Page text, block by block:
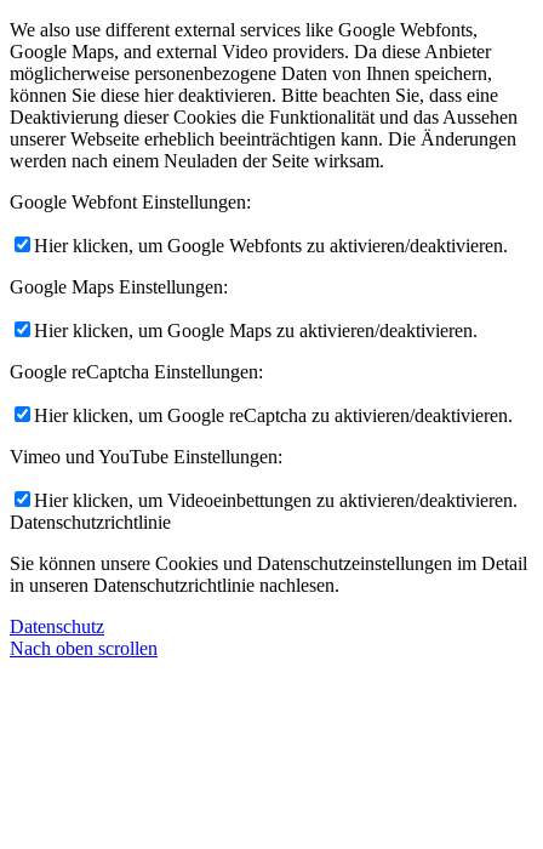
We also use different external services like Google Webfonts,
Google Maps, and external Video providers. Da diese Anbieter
möglicherweise personenbezogene Daten von Ihnen speichern,
können Sie diese hier deaktivieren. Bitte beachten Sie, dass eine
Deaktivierung dieser Cookies die Funktionalität und das Aussehen
unserer Webseite erheblich beeinträchtigen kann. Die Änderungen
werden nach einem Neuladen der Seite wirksam.
Google Webfont Einstellungen:
Hier klicken, um Google Webfonts zu aktivieren/deaktivieren.
Google Maps Einstellungen:
Hier klicken, um Google Maps zu aktivieren/deaktivieren.
Google reCaptcha Einstellungen:
Hier klicken, um Google reCaptcha zu aktivieren/deaktivieren.
Vimeo und YouTube Einstellungen:
Hier klicken, um Videoeinbettungen zu aktivieren/deaktivieren.
Datenschutzrichtlinie
Sie können unsere Cookies und Datenschutzeinstellungen im Detail
in unseren Datenschutzrichtlinie nachlesen.
Datenschutz
Nach oben scrollen